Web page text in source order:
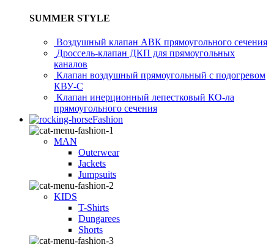
SUMMER STYLE
Воздушный клапан АВК прямоугольного сечения
Дроссель-клапан ДКП для прямоугольных
каналов
Клапан воздушный прямоугольный с подогревом
КВУ-С
Клапан инерционный лепестковый КО-ла
прямоугольного сечения
Fashion
MAN
Outerwear
Jackets
Jumpsuits
KIDS
T-Shirts
Dungarees
Shorts